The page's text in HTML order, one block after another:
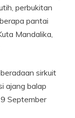
perbukitan
pantai
Mandalika,
sirkuit
ajang balap
September